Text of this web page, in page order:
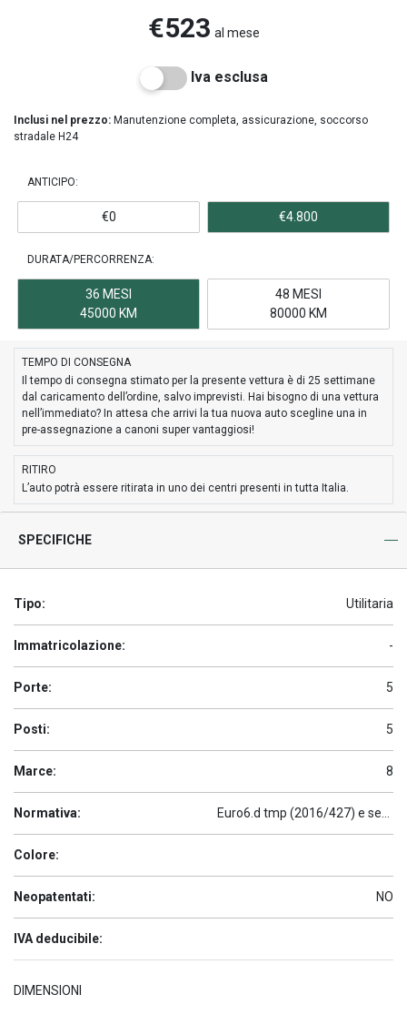
€523 al mese
Iva esclusa
Inclusi nel prezzo: Manutenzione completa, assicurazione, soccorso
stradale H24
ANTICIPO:
€0 €4.800
DURATA/PERCORRENZA:
36 MESI
45000 KM
48 MESI
80000 KM
TEMPO DI CONSEGNA
Il tempo di consegna stimato per la presente vettura è di 25 settimane
dal caricamento dell’ordine, salvo imprevisti. Hai bisogno di una vettura
nell’immediato? In attesa che arrivi la tua nuova auto scegline una in
pre-assegnazione a canoni super vantaggiosi!
RITIRO
L’auto potrà essere ritirata in uno dei centri presenti in tutta Italia.
SPECIFICHE
Tipo: Utilitaria
Immatricolazione: -
Porte: 5
Posti: 5
Marce: 8
Normativa:
Colore:
Neopatentati: NO
IVA deducibile:
DIMENSIONI